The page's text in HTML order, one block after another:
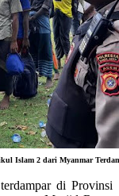
Islam 2 dari Myanmar
di Provinsi